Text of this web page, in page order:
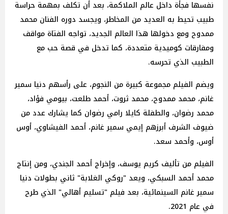
نفسها فجأة داخل عالم الملاكمة، بعد أن تكلف بمهمة حراسة
طبيب تحيط به العديد من المخاطر، ويجسد دوره الفنان محمد
ممدوح ومع دخولها هذا العالم الجديد، تواجه الفتاة مواقف
ومفارقات كوميدية متعددة، كما تدخل في قصة حب مع
الطبيب الذي تحرسه.
ويضم الفيلم مجموعة كبيرة من النجوم، على رأسهم دنيا سمير
غانم، محمد ممدوح، محمد ثروت، أحمد طلعت، بيومي فؤاد،
محمد رضوان، والطفلة كايلا رامي رضوان كما يشارك عدد من
ضيوف الشرف أبرزهم إيمي سمير غانم، أحمد الفيشاوي، أوس
أوس، وأحمد سعد.
الفيلم من تأليف كريم يوسف، وإخراج أحمد الجندي، ومن إنتاج
محمد أحمد السبكي، ويعد "روكي الغلابة" ثاني بطولات دنيا
سمير غانم السينمائية، بعد فيلم "تسليم أهالي" الذي طرح
في عام 2021.